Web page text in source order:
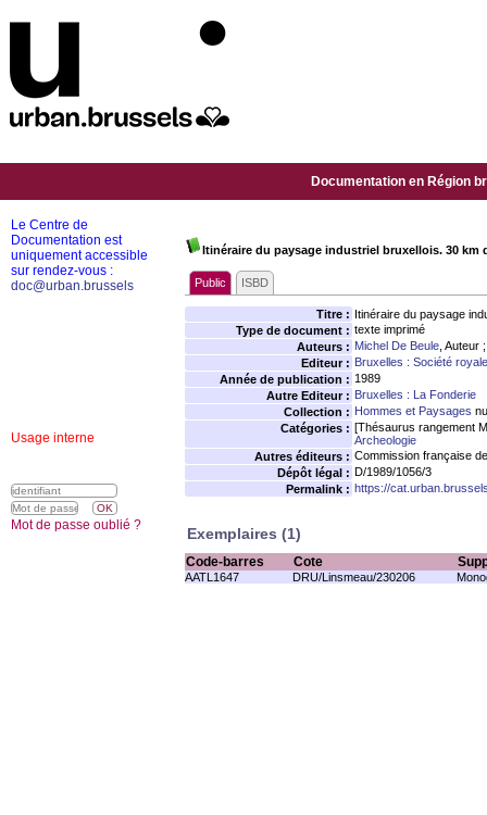
Documentation en Région
Itinéraire du paysage industriel bruxellois. 30 km
Public ISBD
Titre : Itinéraire du paysage
Type de document : texte imprimé
Auteurs : Michel De Beule , Auteur
Editeur : Bruxelles : Société
Année de publication : 1989
Autre Editeur : Bruxelles : La Fonderie
Collection : Hommes et Paysages
Catégories : [Thésaurus rangement
Archeologie
Autres éditeurs : Commission française
Dépôt légal : D/1989/1056/3
Permalink : https://
Exemplaires (1)
Code-barres Cote
AATL1647 DRU/Linsmeau/230206
Le Centre de
Documentation est
uniquement accessible
sur rendez-vous :
doc@urban.brussels
Usage interne
Mot de passe oublié ?